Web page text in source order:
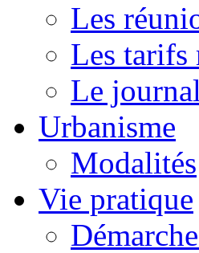
Les
Les tarifs
Le
Urbanisme
Modalités
Vie pratique